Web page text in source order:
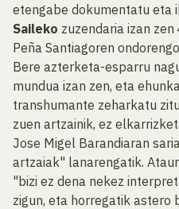
etengabe dokumentatu eta
Saileko zuzendaria izan
Peña Santiagoren
Bere azterketa-esparru
mundua izan zen, eta
transhumante zeharkatu
zuen artzainik, ez
Jose Migel Barandiaran
artzaiak" lanarengatik.
"bizi ez dena nekez
zigun, eta horregatik